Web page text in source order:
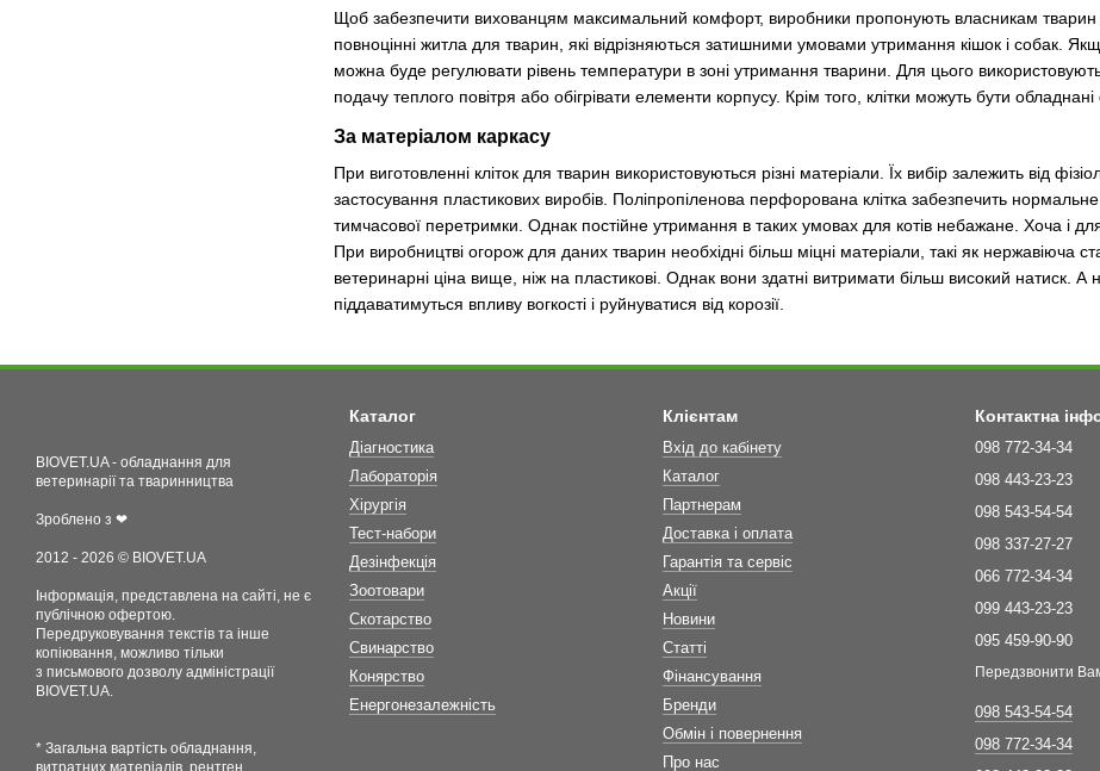
Щоб забезпечити вихованцям максимальний комфорт, виробники пропонують власникам тварин
повноцінні житла для тварин, які відрізняються затишними умовами утримання кішок і собак.
можна буде регулювати рівень температури в зоні утримання тварини. Для цього
подачу теплого повітря або обігрівати елементи корпусу. Крім того, клітки можуть бути
За матеріалом каркасу
При виготовленні кліток для тварин використовуються різні матеріали. Їх вибір залежить від
застосування пластикових виробів. Поліпропіленова перфорована клітка забезпечить
тимчасової перетримки. Однак постійне утримання в таких умовах для котів небажане. Хоча і
При виробництві огорож для даних тварин необхідні більш міцні матеріали, такі як нержавіюча
ветеринарні ціна вище, ніж на пластикові. Однак вони здатні витримати більш високий натиск. А
піддаватимуться впливу вогкості і руйнуватися від корозії.
BIOVET.UA - обладнання для
ветеринарії та тваринництва
Зроблено з ❤
2012 - 2026 © BIOVET.UA
Інформація, представлена на сайті, не є
публічною офертою.
Передруковування текстів та інше
копіювання, можливо тільки
з письмового дозволу адміністрації
BIOVET.UA.
* Загальна вартість обладнання,
витратних матеріалів, рентген
Каталог
Діагностика
Лабораторія
Хірургія
Тест-набори
Дезінфекція
Зоотовари
Скотарство
Свинарство
Конярство
Енергонезалежність
Клієнтам
Вхід до кабінету
Каталог
Партнерам
Доставка і оплата
Гарантія та сервіс
Акції
Новини
Статті
Фінансування
Бренди
Обмін і повернення
Про нас
Контактна
098 772-34-34
098 443-23-23
098 543-54-54
098 337-27-27
066 772-34-34
099 443-23-23
095 459-90-90
Передзвонити
098 543-54-54
098 772-34-34